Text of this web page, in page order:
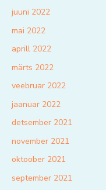
juuni 2022
mai 2022
aprill 2022
märts 2022
veebruar 2022
jaanuar 2022
detsember 2021
november 2021
oktoober 2021
september 2021